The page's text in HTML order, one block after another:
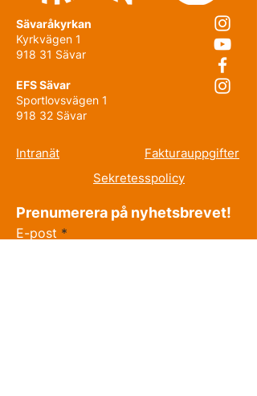
Sävaråkyrkan
Kyrkvägen 1
918 31 Sävar
EFS Sävar
Sportlovsvägen 1
918 32 Sävar
Fakturauppgifter
Intranät
Sekretesspolicy
Prenumerera på nyhetsbrevet!
E-post